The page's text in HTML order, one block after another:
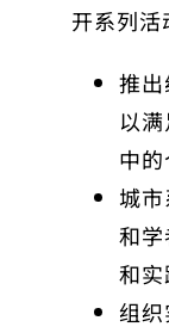
开系列活
推出
以
中
城
和
和
组